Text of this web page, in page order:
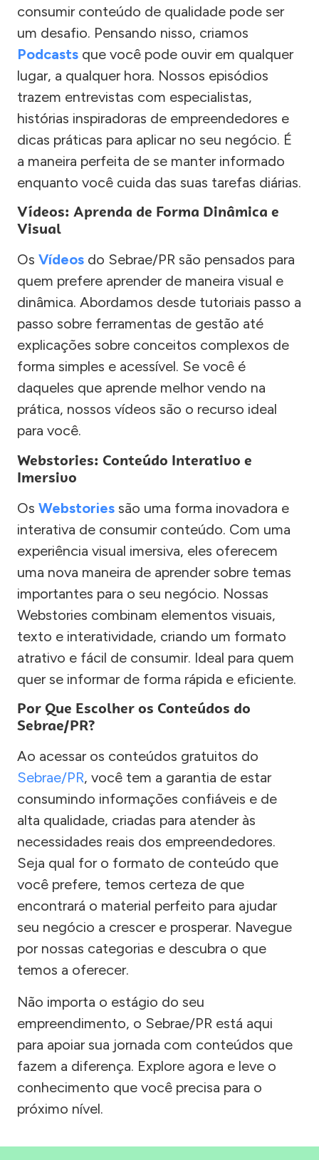
consumir conteúdo de qualidade pode ser
um desafio. Pensando nisso, criamos
Podcasts que você pode ouvir em qualquer
lugar, a qualquer hora. Nossos episódios
trazem entrevistas com especialistas,
histórias inspiradoras de empreendedores e
dicas práticas para aplicar no seu negócio. É
a maneira perfeita de se manter informado
enquanto você cuida das suas tarefas diárias.
Vídeos: Aprenda de Forma Dinâmica e
Visual
Os Vídeos do Sebrae/PR são pensados para
quem prefere aprender de maneira visual e
dinâmica. Abordamos desde tutoriais passo a
passo sobre ferramentas de gestão até
explicações sobre conceitos complexos de
forma simples e acessível. Se você é
daqueles que aprende melhor vendo na
prática, nossos vídeos são o recurso ideal
para você.
Webstories: Conteúdo Interativo e
Imersivo
Os Webstories são uma forma inovadora e
interativa de consumir conteúdo. Com uma
experiência visual imersiva, eles oferecem
uma nova maneira de aprender sobre temas
importantes para o seu negócio. Nossas
Webstories combinam elementos visuais,
texto e interatividade, criando um formato
atrativo e fácil de consumir. Ideal para quem
quer se informar de forma rápida e eficiente.
Por Que Escolher os Conteúdos do
Sebrae/PR?
Ao acessar os conteúdos gratuitos do
Sebrae/PR, você tem a garantia de estar
consumindo informações confiáveis e de
alta qualidade, criadas para atender às
necessidades reais dos empreendedores.
Seja qual for o formato de conteúdo que
você prefere, temos certeza de que
encontrará o material perfeito para ajudar
seu negócio a crescer e prosperar. Navegue
por nossas categorias e descubra o que
temos a oferecer.
Não importa o estágio do seu
empreendimento, o Sebrae/PR está aqui
para apoiar sua jornada com conteúdos que
fazem a diferença. Explore agora e leve o
conhecimento que você precisa para o
próximo nível.